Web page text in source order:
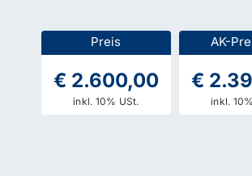
AK-
€
inkl.
Preis
€ 2.600,00
inkl. 10% USt.